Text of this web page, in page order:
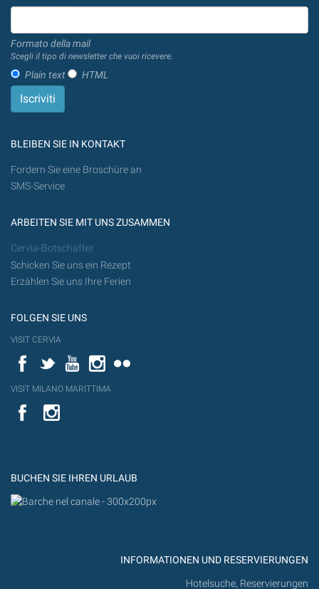
Formato della mail
Scegli il tipo di newsletter che vuoi ricevere.
Plain text HTML
BLEIBEN SIE IN KONTAKT
Fordern Sie eine Broschüre an
SMS-Service
ARBEITEN SIE MIT UNS ZUSAMMEN
Cervia-Botschafter
Schicken Sie uns ein Rezept
Erzählen Sie uns Ihre Ferien
FOLGEN SIE UNS
VISIT CERVIA
FacebookTwitterYouTubeInstagram
VISIT MILANO MARITTIMA
YouTube
BUCHEN SIE IHREN URLAUB
INFORMATIONEN UND RESERVIERUNGEN
Hotelsuche, Reservierungen